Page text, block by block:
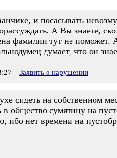
и посасывать
А Вы знаете,
фамилии тут не поможет.
думает, что он
Заявить о нарушении
сидеть на собственном
в общество сумятицу на
ибо нет времени на